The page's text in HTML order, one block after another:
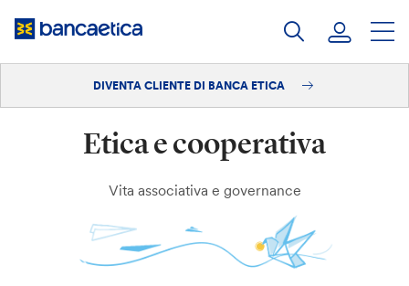
Diventa cliente
DIVENTA CLIENTE DI BANCA ETICA
Etica e cooperativa
Vita associativa e governance